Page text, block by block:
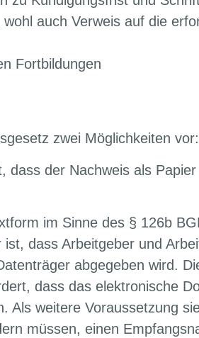
auch Verweis auf die
Fortbildungen
zwei Möglichkeiten vor:
dass der Nachweis als
im Sinne des § 126b
dass Arbeitgeber und
abgegeben wird.
dass das elektronische
Als weitere Voraussetzung
müssen, einen